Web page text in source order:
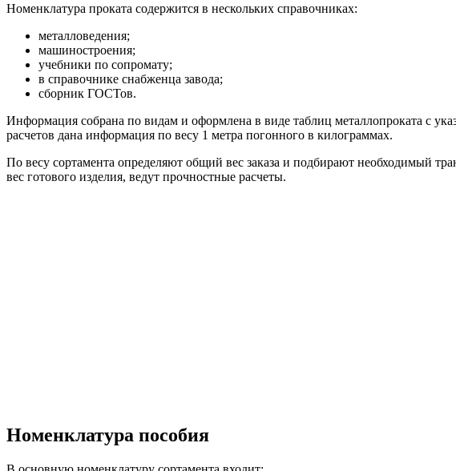
Номенклатура проката содержится в нескольких справочниках:
металловедения;
машиностроения;
учебники по сопромату;
в справочнике снабженца завода;
сборник ГОСТов.
Информация собрана по видам и оформлена в виде таблиц металлопроката с
расчетов дана информация по весу 1 метра погонного в килограммах.
По весу сортамента определяют общий вес заказа и подбирают необходимый
вес готового изделия, ведут прочностные расчеты.
Номенклатура пособия